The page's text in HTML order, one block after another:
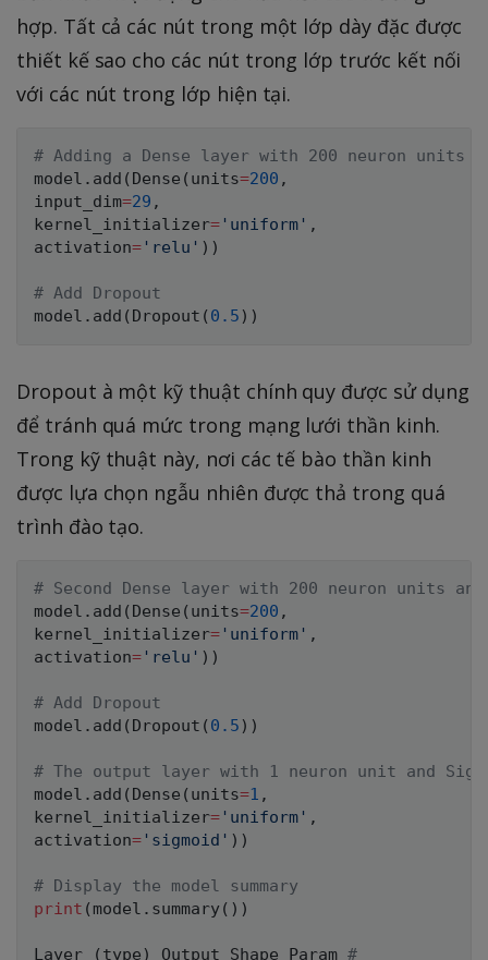
hợp. Tất cả các nút trong một lớp dày đặc được
thiết kế sao cho các nút trong lớp trước kết nối
với các nút trong lớp hiện tại.
# Adding a Dense layer with 200 neuron units
model . add ( Dense ( units=200 ,
input_dim=29 ,
kernel_initializer= 'uniform' ,
activation= 'relu' ) )
# Add Dropout
model . add ( Dropout ( 0.5 ) )
Dropout à một kỹ thuật chính quy được sử dụng
để tránh quá mức trong mạng lưới thần kinh.
Trong kỹ thuật này, nơi các tế bào thần kinh
được lựa chọn ngẫu nhiên được thả trong quá
trình đào tạo.
# Second Dense layer with 200 neuron units
model . add ( Dense ( units=200 ,
kernel_initializer= 'uniform' ,
activation= 'relu' ) )
# Add Dropout
model . add ( Dropout ( 0.5 ) )
# The output layer with 1 neuron unit and
model . add ( Dense ( units=1 ,
kernel_initializer= 'uniform' ,
activation= 'sigmoid' ) )
# Display the model summary
print ( model . summary( ) )
Layer ( type ) Output Shape Param #